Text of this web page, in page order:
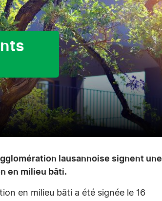
lausannoise signent une
en milieu bâti.
en milieu bâti a été signée le 16